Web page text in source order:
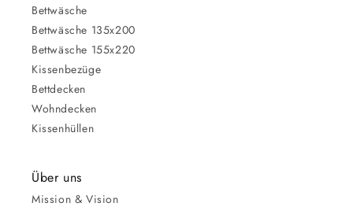
Bettwäsche
Bettwäsche 135x200
Bettwäsche 155x220
Kissenbezüge
Bettdecken
Wohndecken
Kissenhüllen
Über uns
Mission & Vision